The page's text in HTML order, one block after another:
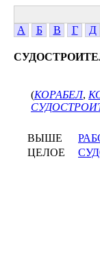
А
Б В Г Д
(КОРАБЕЛ,
ВЫШЕ
ЦЕЛОЕ